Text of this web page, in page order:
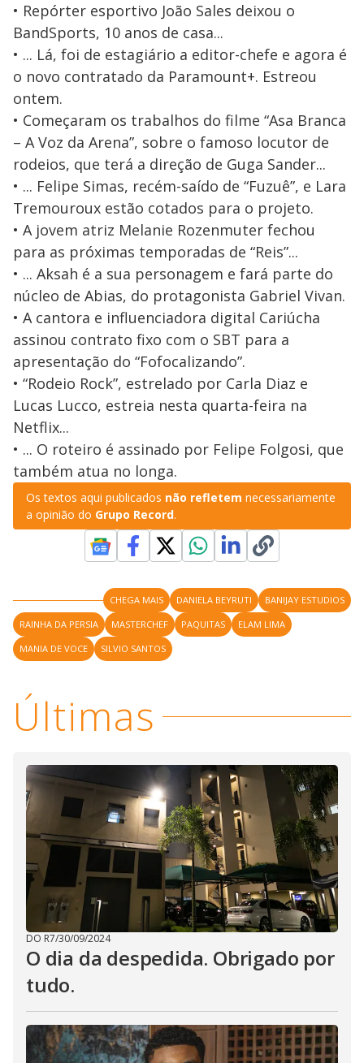
• Repórter esportivo João Sales deixou o
BandSports, 10 anos de casa...
• ... Lá, foi de estagiário a editor-chefe e agora é
o novo contratado da Paramount+. Estreou
ontem.
• Começaram os trabalhos do filme “Asa Branca
– A Voz da Arena”, sobre o famoso locutor de
rodeios, que terá a direção de Guga Sander...
• ... Felipe Simas, recém-saído de “Fuzuê”, e Lara
Tremouroux estão cotados para o projeto.
• A jovem atriz Melanie Rozenmuter fechou
para as próximas temporadas de “Reis”...
• ... Aksah é a sua personagem e fará parte do
núcleo de Abias, do protagonista Gabriel Vivan.
• A cantora e influenciadora digital Cariúcha
assinou contrato fixo com o SBT para a
apresentação do “Fofocalizando”.
• “Rodeio Rock”, estrelado por Carla Diaz e
Lucas Lucco, estreia nesta quarta-feira na
Netflix...
• ... O roteiro é assinado por Felipe Folgosi, que
também atua no longa.
Os textos aqui publicados não refletem necessariamente
a opinião do Grupo Record.
CHEGA MAIS DANIELA BEYRUTI
BANIJAY ESTUDIOS
RAINHA DA PERSIA
MASTERCHEF PAQUITAS
ELAM LIMA
MANIA DE VOCE
SILVIO SANTOS
Últimas
DO R7/30/09/2024
O dia da despedida. Obrigado por
tudo.